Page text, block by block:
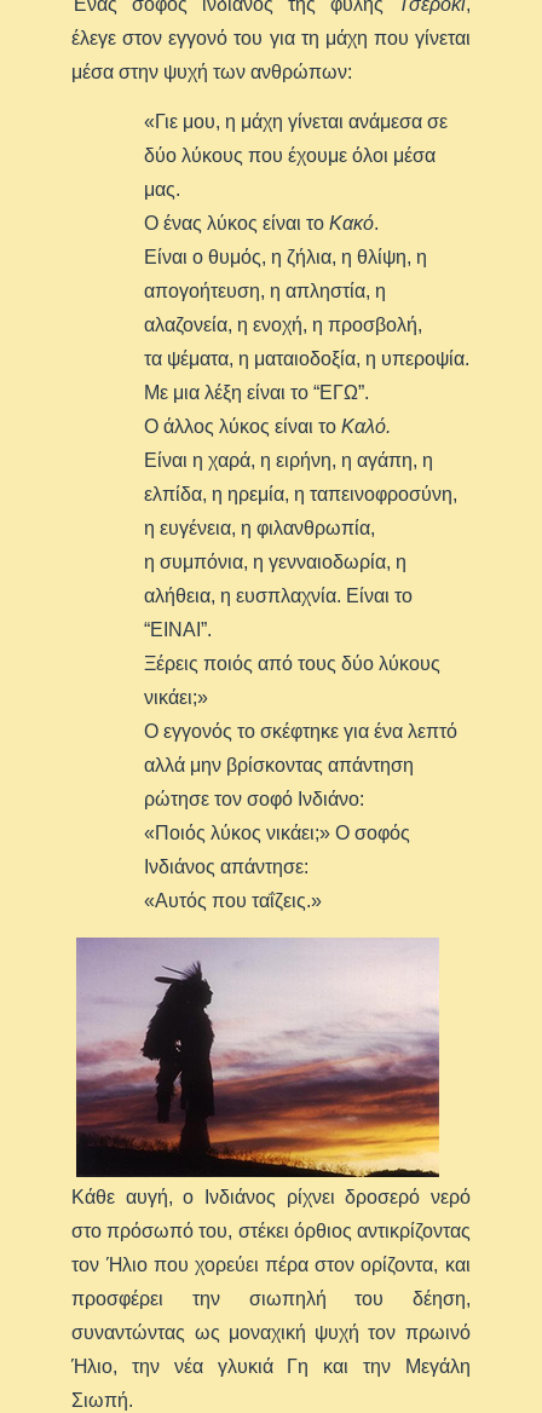
έλεγε στον εγγονό του για τη μάχη που γίνεται
μέσα στην ψυχή των ανθρώπων:
«Γιε μου, η μάχη γίνεται ανάμεσα σε
δύο λύκους που έχουμε όλοι μέσα
μας.
Ο ένας λύκος είναι τοΚακό.
Είναι ο θυμός, η ζήλια, η θλίψη, η
απογοήτευση, η απληστία, η
αλαζονεία, η ενοχή, η προσβολή,
τα ψέματα, η ματαιοδοξία, η υπεροψία.
Με μια λέξη είναι το “ΕΓΩ”.
Ο άλλος λύκος είναι τοΚαλό.
Είναι η χαρά, η ειρήνη, η αγάπη, η
ελπίδα, η ηρεμία, η ταπεινοφροσύνη,
η ευγένεια, η φιλανθρωπία,
η συμπόνια, η γενναιοδωρία, η
αλήθεια, η ευσπλαχνία. Είναι το
“ΕΙΝΑΙ”.
Ξέρεις ποιός από τους δύο λύκους
νικάει;»
Ο εγγονός το σκέφτηκε για ένα λεπτό
αλλά μην βρίσκοντας απάντηση
ρώτησε τον σοφό Ινδιάνο:
«Ποιός λύκος νικάει;» Ο σοφός
Ινδιάνος απάντησε:
«Αυτός που ταΐζεις.»
Κάθε αυγή, ο Ινδιάνος ρίχνει δροσερό νερό
στο πρόσωπό του, στέκει όρθιος αντικρίζοντας
τον Ήλιο που χορεύει πέρα στον ορίζοντα, και
προσφέρει την σιωπηλή του δέηση,
συναντώντας ως μοναχική ψυχή τον πρωινό
Ήλιο, την νέα γλυκιά Γη και την Μεγάλη
Σιωπή.